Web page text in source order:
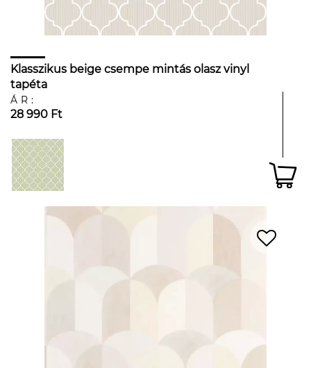
Klasszikus beige csempe mintás olasz vinyl
tapéta
ÁR:
28 990 Ft